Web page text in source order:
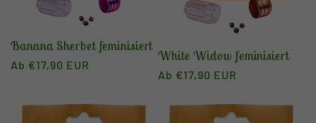
Banana Sherbet feminisiert
Normaler
Ab €17,90 EUR
White Widow feminisiert
Normaler
Ab €17,90 EUR